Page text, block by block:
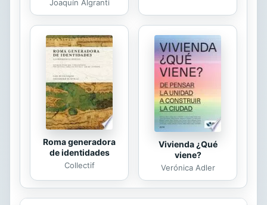
Joaquín Algranti
Roma generadora
de identidades
Collectif
Vivienda ¿Qué
viene?
Verónica Adler